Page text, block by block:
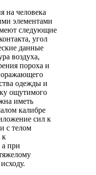
на человека
элементами
следующие
угол
данные
воздуха,
пороха и
одежды и
ощутимого
иметь
калибре
сил к
с телом
к
при